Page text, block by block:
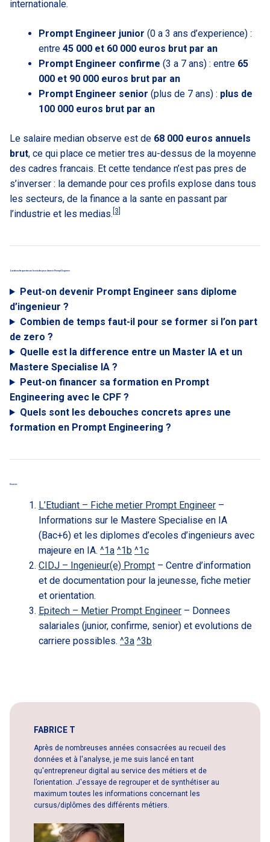
internationale.
Prompt Engineer junior (0 a 3 ans d’experience) :
entre 45 000 et 60 000 euros brut par an
Prompt Engineer confirme (3 a 7 ans) : entre 65
000 et 90 000 euros brut par an
Prompt Engineer senior (plus de 7 ans) : plus de
100 000 euros brut par an
Le salaire median observe est de 68 000 euros annuels
brut, ce qui place ce metier tres au-dessus de la moyenne
des cadres francais. Et cette tendance n’est pas pres de
s’inverser : la demande pour ces profils explose dans tous
les secteurs, de la finance a la sante en passant par
l’industrie et les medias. [3]
Questions frequentes sur les etudes pour devenir Prompt Engineer
Peut-on devenir Prompt Engineer sans diplome
d’ingenieur ?
Combien de temps faut-il pour se former si l’on part
de zero ?
Quelle est la difference entre un Master IA et un
Mastere Specialise IA ?
Peut-on financer sa formation en Prompt
Engineering avec le CPF ?
Quels sont les debouches concrets apres une
formation en Prompt Engineering ?
Sources
L’Etudiant – Fiche metier Prompt Engineer –
Informations sur le Mastere Specialise en IA
(Bac+6) et les diplomes d’ecoles d’ingenieurs avec
majeure en IA. ^1a ^1b ^1c
CIDJ – Ingenieur(e) Prompt – Centre d’information
et de documentation pour la jeunesse, fiche metier
et orientation.
Epitech – Metier Prompt Engineer – Donnees
salariales (junior, confirme, senior) et evolutions de
carriere possibles. ^3a ^3b
FABRICE T
Après de nombreuses années consacrées au recueil des
données et à l'analyse, je me suis lancé en tant
qu'entrepreneur digital au service des métiers et de
l’orientation. J'essaye de regrouper et de synthétiser au
maximum toutes les informations concernant les
cursus/diplômes des différents métiers.